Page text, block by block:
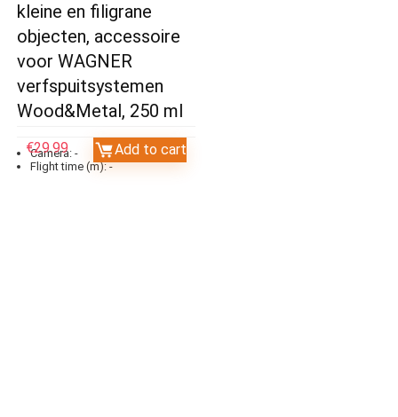
kleine en filigrane
objecten, accessoire
voor WAGNER
verfspuitsystemen
Wood&Metal, 250 ml
Camera: -
Flight time (m):-
€29.99 Add to cart